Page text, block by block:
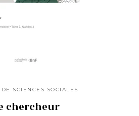
SCIENCES SOCIALES
chercheur